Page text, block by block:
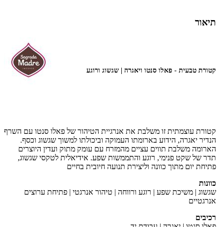
תיאור
קטורת טבעית - פאלו סנטו ויאגרה | שגשוג ורוגע
קטורת עוצמתית זו משלבת את אנרגיית הטיהור של פאלו סנטו עם השרף
הנדיר יאגרה, הידוע בארומתו העמוקה וביכולתו למשוך שגשוג וכסף.
הארומה משלבת תווים עציים מהמזרח עם עומק מתוק ועדין היוצרים
תדר של שקט פנימי, רוגע והתממשות שפע. אידיאלית לטקסי שגשוג,
פתיחת יום מתוך כוונה וליצירת תנועה חיובית בחיים
כוונות
שגשוג | משיכת שפע | רוגע ורווחה | טיהור אנרגטי | פתיחת ערוצים
אנרגטיים
רכיבים